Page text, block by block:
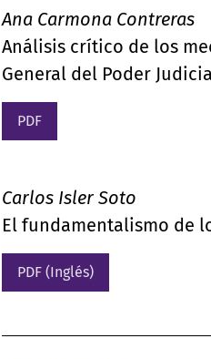
Ana Carmona Contreras
Análisis crítico de los
General del Poder
PDF
Carlos Isler Soto
El fundamentalismo de
PDF (Inglés)